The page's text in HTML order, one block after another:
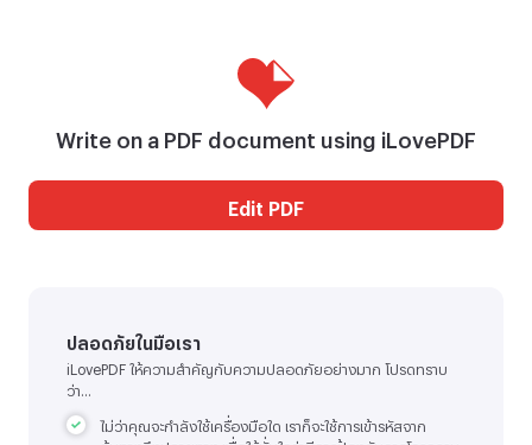
Write on a PDF document using iLovePDF
Edit PDF
ปลอดภัยในมือเรา
iLovePDF ให้ความสำคัญกับความปลอดภัยอย่างมาก โปรดทราบ
ว่า...
ไม่ว่าคุณจะกำลังใช้เครื่องมือใด เราก็จะใช้การเข้ารหัสจาก